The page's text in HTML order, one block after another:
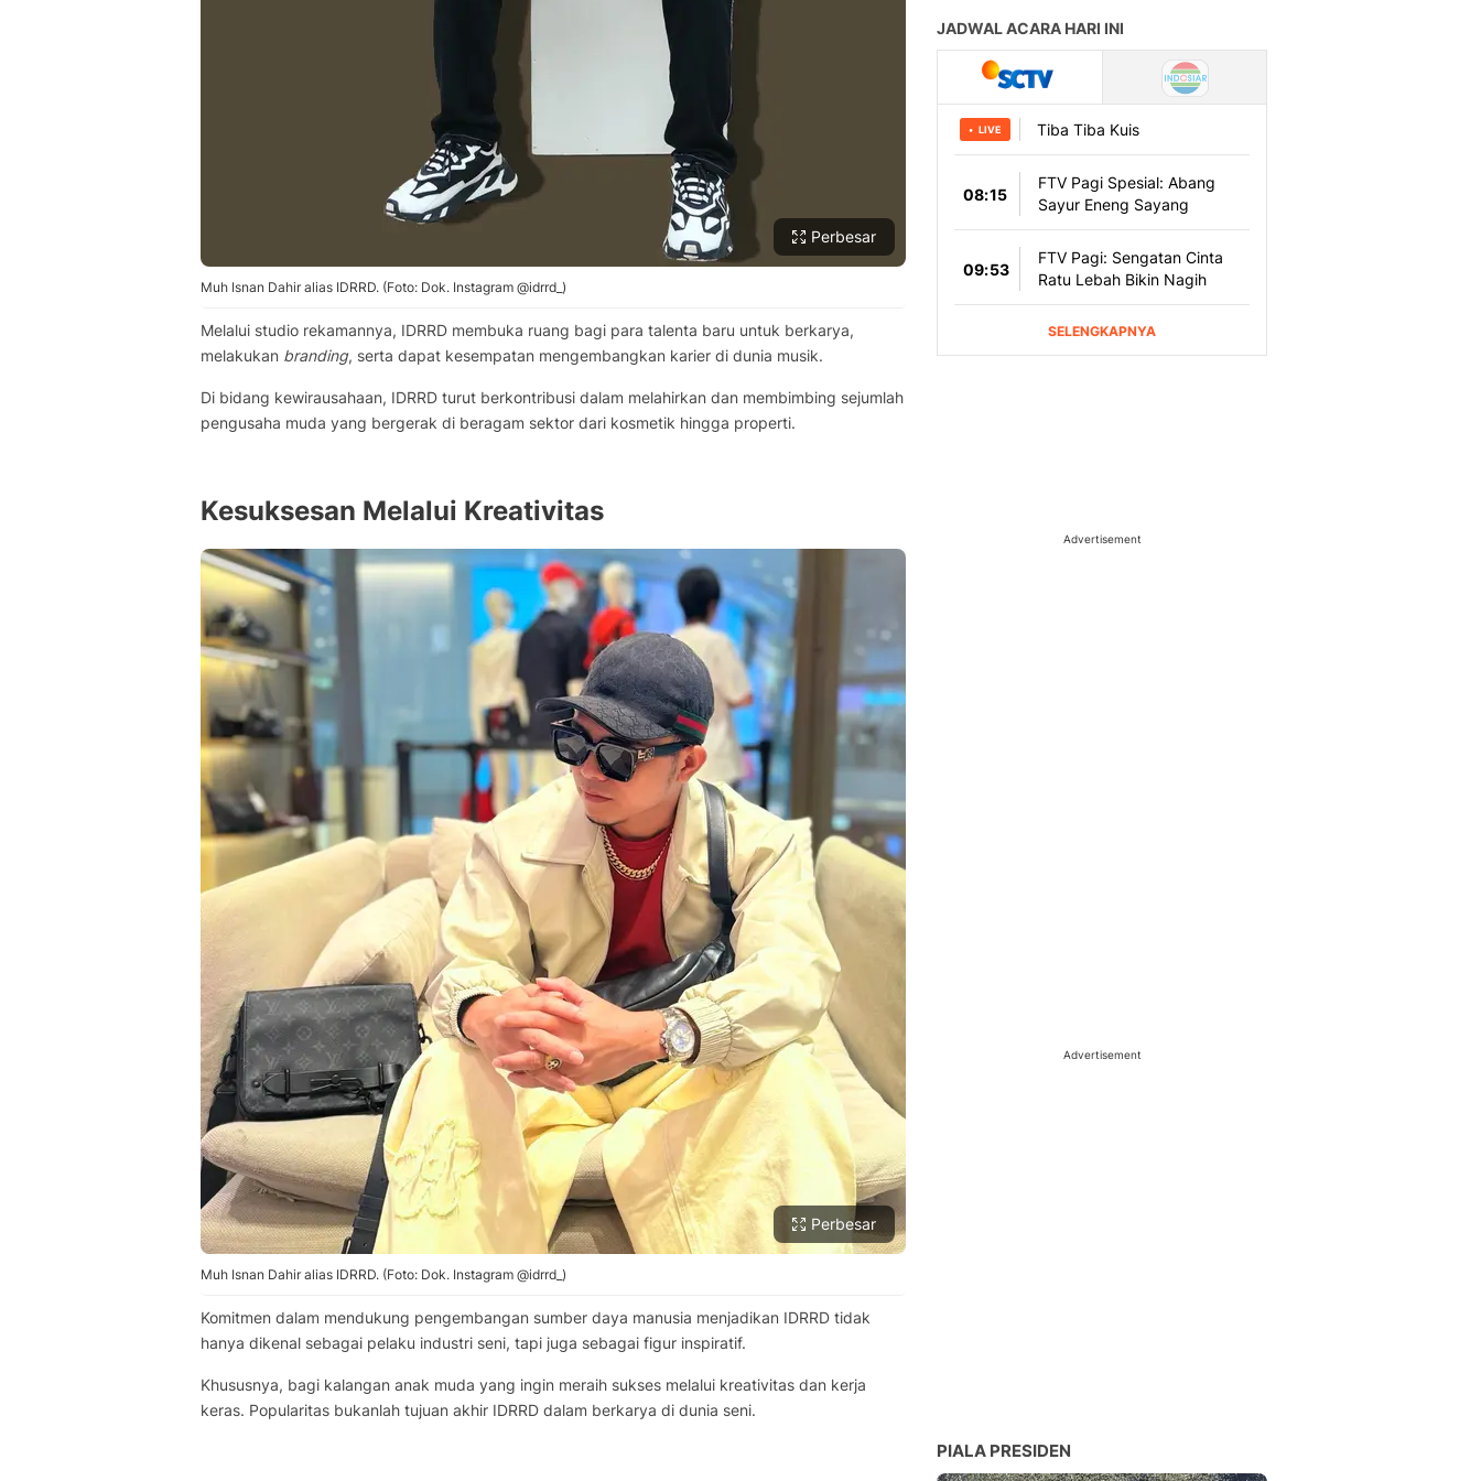
Perbesar
Muh Isnan Dahir alias IDRRD. (Foto: Dok. Instagram @idrrd_)
Melalui studio rekamannya, IDRRD membuka ruang bagi para talenta baru untuk berkarya,
melakukan branding, serta dapat kesempatan mengembangkan karier di dunia musik.
Di bidang kewirausahaan, IDRRD turut berkontribusi dalam melahirkan dan membimbing sejumlah
pengusaha muda yang bergerak di beragam sektor dari kosmetik hingga properti.
Kesuksesan Melalui Kreativitas
Perbesar
Muh Isnan Dahir alias IDRRD. (Foto: Dok. Instagram @idrrd_)
Komitmen dalam mendukung pengembangan sumber daya manusia menjadikan IDRRD tidak
hanya dikenal sebagai pelaku industri seni, tapi juga sebagai figur inspiratif.
Khususnya, bagi kalangan anak muda yang ingin meraih sukses melalui kreativitas dan kerja
keras. Popularitas bukanlah tujuan akhir IDRRD dalam berkarya di dunia seni.
Advertisement
Advertisement
PIALA PRESIDEN